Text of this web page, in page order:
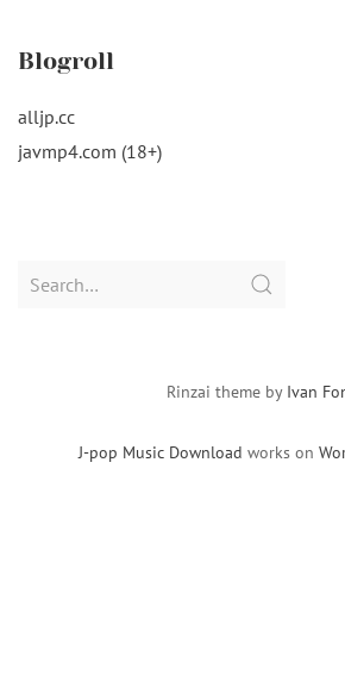
Blogroll
alljp.cc
javmp4.com (18+)
Search
J-pop Music Download works on
Rinzai theme by Ivan